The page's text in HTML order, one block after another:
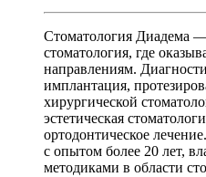
Стоматология Диадема
стоматология, где
направлениям.
имплантация,
хирургической
эстетическая
ортодонтическое
с опытом более 20 лет,
методиками в области